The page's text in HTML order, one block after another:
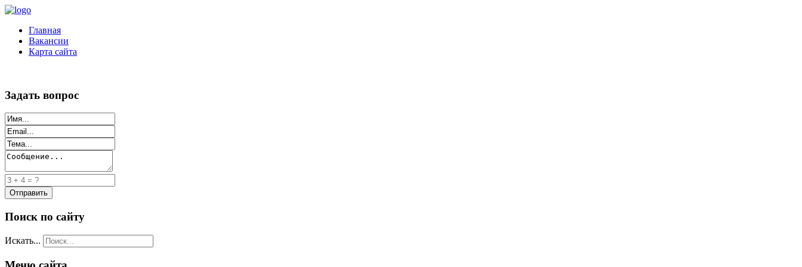
Главная
Вакансии
Карта сайта
Задать вопрос
Поиск по сайту
Искать...